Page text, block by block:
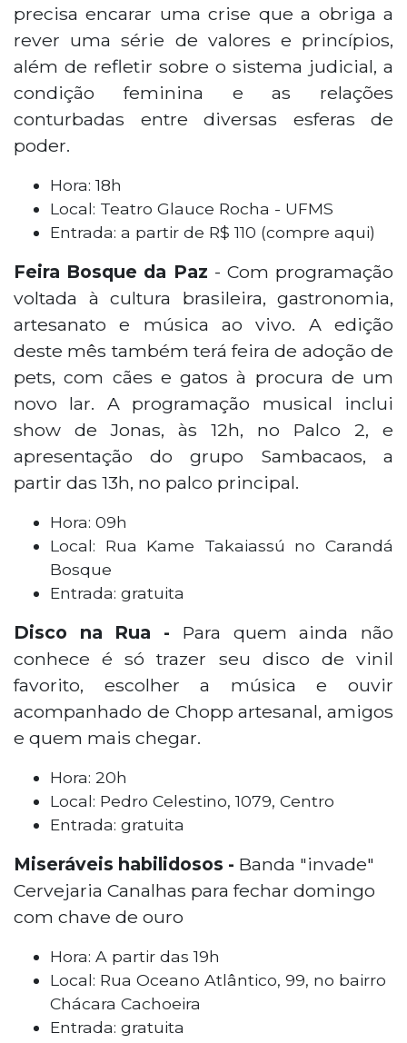
precisa encarar uma crise que a obriga a
rever uma série de valores e princípios,
além de refletir sobre o sistema judicial, a
condição feminina e as relações
conturbadas entre diversas esferas de
poder.
Hora: 18h
Local: Teatro Glauce Rocha - UFMS
Entrada: a partir de R$ 110 (compre aqui)
Feira Bosque da Paz - Com programação
voltada à cultura brasileira, gastronomia,
artesanato e música ao vivo. A edição
deste mês também terá feira de adoção de
pets, com cães e gatos à procura de um
novo lar. A programação musical inclui
show de Jonas, às 12h, no Palco 2, e
apresentação do grupo Sambacaos, a
partir das 13h, no palco principal.
Hora: 09h
Local: Rua Kame Takaiassú no Carandá
Bosque
Entrada: gratuita
Disco na Rua - Para quem ainda não
conhece é só trazer seu disco de vinil
favorito, escolher a música e ouvir
acompanhado de Chopp artesanal, amigos
e quem mais chegar.
Hora: 20h
Local: Pedro Celestino, 1079, Centro
Entrada: gratuita
Miseráveis habilidosos - Banda "invade"
Cervejaria Canalhas para fechar domingo
com chave de ouro
Hora: A partir das 19h
Local: Rua Oceano Atlântico, 99, no bairro
Chácara Cachoeira
Entrada: gratuita